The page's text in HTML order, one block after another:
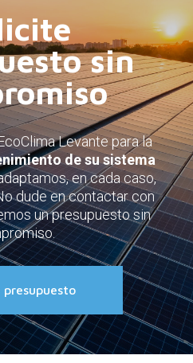
sin
Levante para la
de su sistema
en cada caso,
dude en contactar con
un presupuesto sin
presupuesto